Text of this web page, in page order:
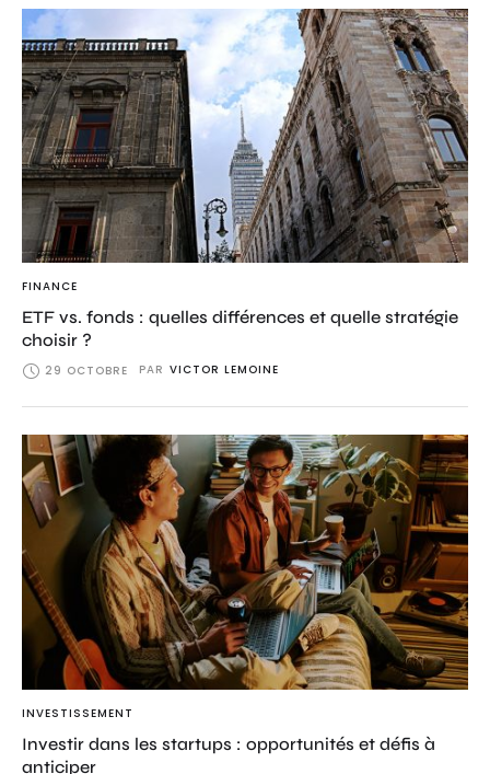
FINANCE
ETF vs. fonds : quelles différences et quelle stratégie
choisir ?
29 OCTOBRE PAR VICTOR LEMOINE
INVESTISSEMENT
Investir dans les startups : opportunités et défis à
anticiper